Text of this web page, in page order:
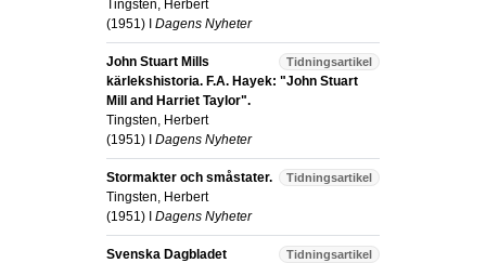
Tingsten, Herbert
(1951) I Dagens Nyheter
Tidningsartikel
John Stuart Mills
kärlekshistoria. F.A. Hayek: "John Stuart
Mill and Harriet Taylor".
Tingsten, Herbert
(1951) I Dagens Nyheter
Tidningsartikel
Stormakter och småstater.
Tingsten, Herbert
(1951) I Dagens Nyheter
Tidningsartikel
Svenska Dagbladet